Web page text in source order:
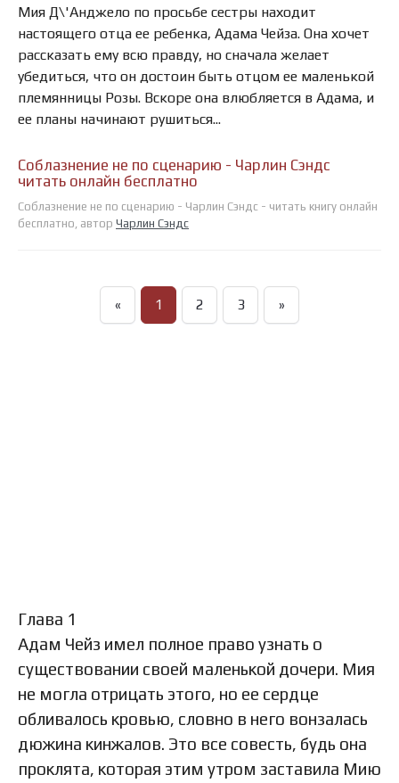
Мия Д\'Анджело по просьбе сестры находит
настоящего отца ее ребенка, Адама Чейза. Она хочет
рассказать ему всю правду, но сначала желает
убедиться, что он достоин быть отцом ее маленькой
племянницы Розы. Вскоре она влюбляется в Адама, и
ее планы начинают рушиться...
Соблазнение не по сценарию - Чарлин Сэндс
читать онлайн бесплатно
Соблазнение не по сценарию - Чарлин Сэндс - читать книгу онлайн
бесплатно, автор Чарлин Сэндс
« 1 2 3 »
Глава 1
Адам Чейз имел полное право узнать о
существовании своей маленькой дочери. Мия
не могла отрицать этого, но ее сердце
обливалось кровью, словно в него вонзалась
дюжина кинжалов. Это все совесть, будь она
проклята, которая этим утром заставила Мию